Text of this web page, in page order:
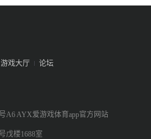
游戏大厅 论坛
A6 AYX爱游戏体育app官方网站
戊楼1688室